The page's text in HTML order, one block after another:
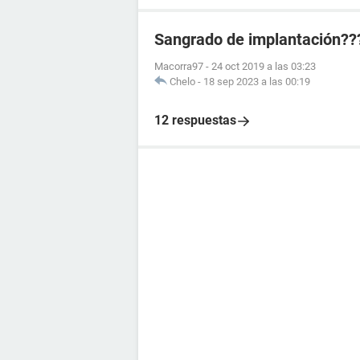
Sangrado de
Macorra97 - 24 oct 2019 a las 03:23
Chelo - 18 sep 2023 a las 00:19
12 respuestas